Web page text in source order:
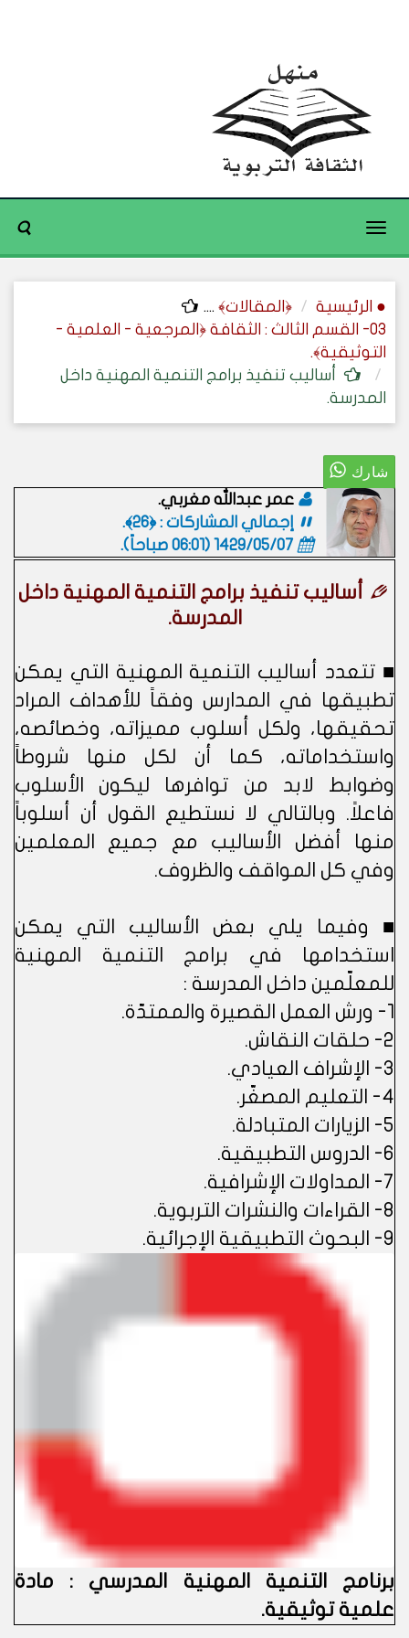
Toggle
● الرئيسية ﴿المقالات﴾ ....
03- القسم الثالث : الثقافة ﴿المرجعية - العلمية -
التوثيقية﴾.
أساليب تنفيذ برامج التنمية المهنية داخل
المدرسة.
عمر عبدالله مغربي.
إجمالي المشاركات : ﴿26﴾.
1429/05/07 (06:01 صباحاً)
.
أساليب تنفيذ برامج التنمية المهنية داخل
المدرسة.
■ تتعدد أساليب التنمية المهنية التي يمكن
تطبيقها في المدارس وفقاً للأهداف المراد
تحقيقها، ولكل أسلوب مميزاته، وخصائصه،
واستخداماته، كما أن لكل منها شروطاً
وضوابط لابد من توافرها ليكون الأسلوب
فاعلاً. وبالتالي لا نستطيع القول أن أسلوباً
منها أفضل الأساليب مع جميع المعلمين
وفي كل المواقف والظروف.
■ وفيما يلي بعض الأساليب التي يمكن
استخدامها في برامج التنمية المهنية
للمعلّمين داخل المدرسة :
1- ورش العمل القصيرة والممتدّة.
2- حلقات النقاش.
3- الإشراف العيادي.
4- التعليم المصغّر.
5- الزيارات المتبادلة.
6- الدروس التطبيقية.
7- المداولات الإشرافية.
8- القراءات والنشرات التربوية.
9- البحوث التطبيقية الإجرائية.
برنامج التنمية المهنية المدرسي : مادة
علمية توثيقية.